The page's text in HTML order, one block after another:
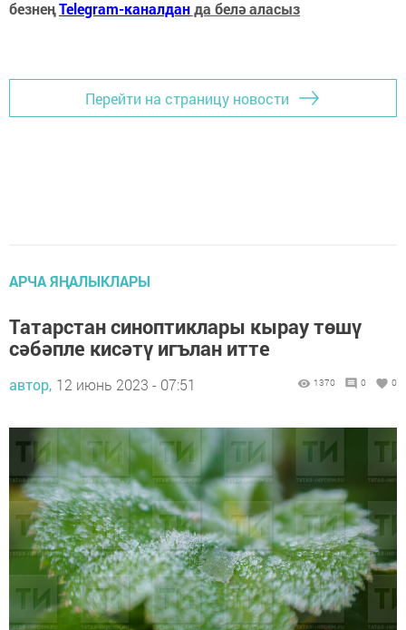
безнеңTelegram-каналданда белә аласыз
Перейти на страницу новости
АРЧА ЯҢАЛЫКЛАРЫ
Татарстан синоптиклары кырау төшү
сәбәпле кисәтү игълан итте
автор, 12 июнь 2023 - 07:51 1370 0 0